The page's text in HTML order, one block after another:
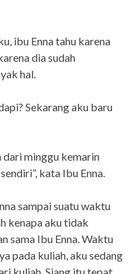
ibu Enna tahu karena
dia sudah
hal.
Sekarang aku baru
dari minggu kemarin
kata Ibu Enna.
sampai suatu waktu
kenapa aku tidak
sama Ibu Enna. Waktu
pada kuliah, aku sedang
kuliah. Siang itu tepat